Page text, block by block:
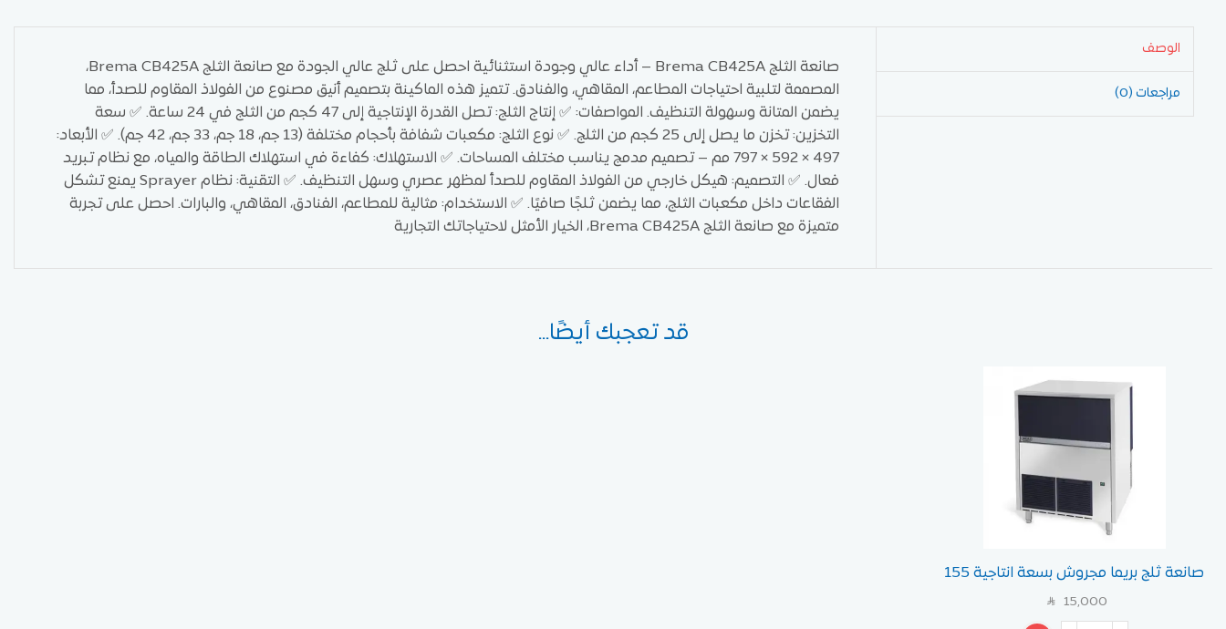
الوصف
مراجعات (0)
صانعة الثلج Brema CB425A – أداء عالي وجودة استثنائية احصل على ثلج عالي الجودة مع صانعة الثلج Brema CB425A،
المصممة لتلبية احتياجات المطاعم، المقاهي، والفنادق. تتميز هذه الماكينة بتصميم أنيق مصنوع من الفولاذ المقاوم للصدأ، مما
يضمن المتانة وسهولة التنظيف. المواصفات: ✅ إنتاج الثلج: تصل القدرة الإنتاجية إلى 47 كجم من الثلج في 24 ساعة. ✅ سعة
التخزين: تخزن ما يصل إلى 25 كجم من الثلج. ✅ نوع الثلج: مكعبات شفافة بأحجام مختلفة (13 جم، 18 جم، 33 جم، 42 جم). ✅ الأبعاد:
497 × 592 × 797 مم – تصميم مدمج يناسب مختلف المساحات. ✅ الاستهلاك: كفاءة في استهلاك الطاقة والمياه، مع نظام تبريد
فعال. ✅ التصميم: هيكل خارجي من الفولاذ المقاوم للصدأ لمظهر عصري وسهل التنظيف. ✅ التقنية: نظام Sprayer يمنع تشكل
الفقاعات داخل مكعبات الثلج، مما يضمن ثلجًا صافيًا. ✅ الاستخدام: مثالية للمطاعم، الفنادق، المقاهي، والبارات. احصل على تجربة
متميزة مع صانعة الثلج Brema CB425A، الخيار الأمثل لاحتياجاتك التجارية
قد تعجبك أيضًا...
صانعة ثلج بريما مجروش بسعة انتاجية 155
كيلو
SAR 15,000